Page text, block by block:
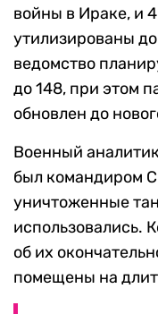
войны в Ираке, и
утилизированы
ведомство
до 148, при этом
обновлен до
Военный
был командиром
уничтоженные
использовались.
об их
помещены на